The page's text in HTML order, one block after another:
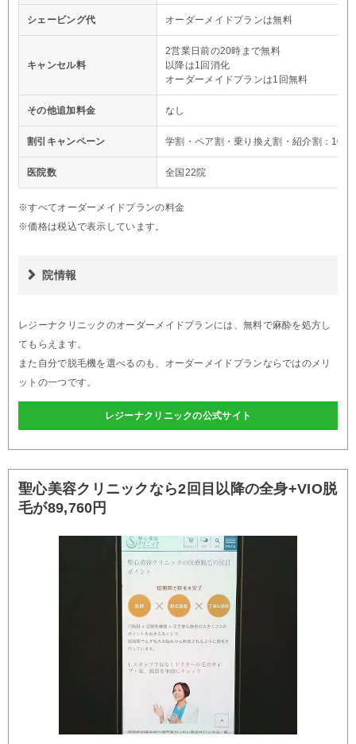
シェービング代 オーダーメイドプランは無料
キャンセル料
2営業日前の20時まで無料
以降は1回消化
オーダーメイドプランは1回無料
その他追加料金 なし
割引キャンペーン 学割・ペア割・乗り換え割・紹介割：
医院数 全国22院
※すべてオーダーメイドプランの料金
※価格は税込で表示しています。
院情報
レジーナクリニックのオーダーメイドプランには、無料で麻酔を処方し
てもらえます。
また自分で脱毛機を選べるのも、オーダーメイドプランならではのメリ
ットの一つです。
レジーナクリニックの公式サイト
聖心美容クリニックなら2回目以降の全身+VIO脱
毛が89,760円